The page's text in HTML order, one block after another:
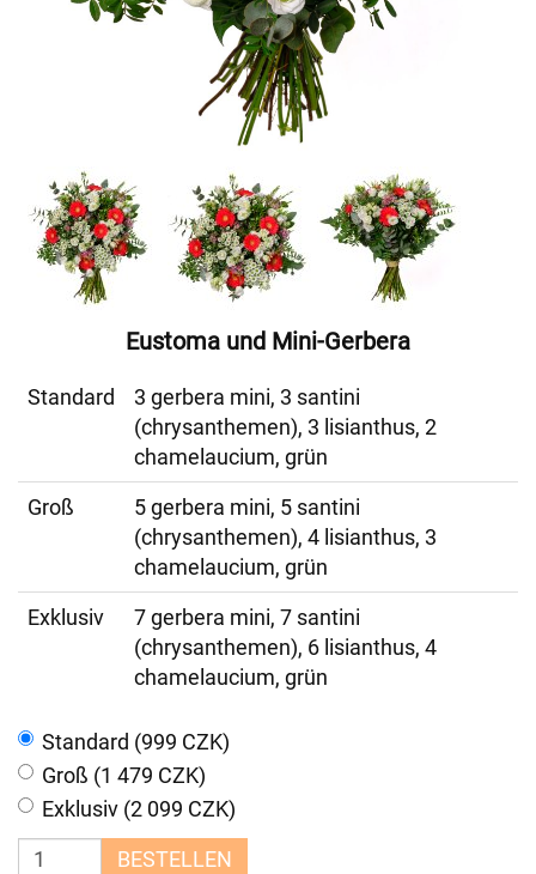
Eustoma und Mini-Gerbera
Standard
3 gerbera mini, 3 santini
(chrysanthemen), 3 lisianthus, 2
chamelaucium, grün
Groß
5 gerbera mini, 5 santini
(chrysanthemen), 4 lisianthus, 3
chamelaucium, grün
Exklusiv
7 gerbera mini, 7 santini
(chrysanthemen), 6 lisianthus, 4
chamelaucium, grün
Standard (999 CZK)
Groß (1 479 CZK)
Exklusiv (2 099 CZK)
BESTELLEN